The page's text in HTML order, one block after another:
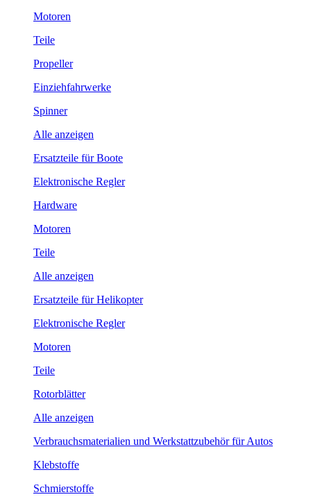
Motoren
Teile
Propeller
Einziehfahrwerke
Spinner
Alle anzeigen
Ersatzteile für Boote
Elektronische Regler
Hardware
Motoren
Teile
Alle anzeigen
Ersatzteile für Helikopter
Elektronische Regler
Motoren
Teile
Rotorblätter
Alle anzeigen
Verbrauchsmaterialien und Werkstattzubehör für Autos
Klebstoffe
Schmierstoffe